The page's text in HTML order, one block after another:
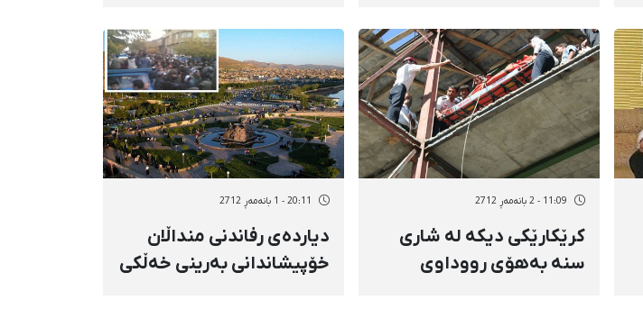
لەسەرە
11:09 - 2 بانەمەڕ 2712
كرێكارێكی دیكە لە شاری
سنە بەهۆی رووداوی
20:11 - 1 بانەمەڕ 2712
دیاردەی رفاندنی منداڵان
خۆپیشاندانی بەرینی خەڵكی